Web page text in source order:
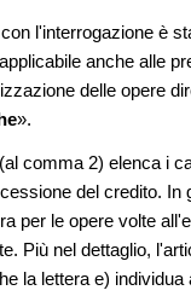
l'interrogazione è
anche alle
delle opere
».
comma 2) elenca i
del credito.
per le opere volte
Più nel dettaglio,
la lettera e)